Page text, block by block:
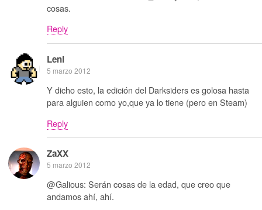
cosas.
Reply
Leni
5 marzo 2012
Y dicho esto, la edición del Darksiders es golosa hasta
para alguien como yo,que ya lo tiene (pero en Steam)
Reply
ZaXX
5 marzo 2012
@Galious: Serán cosas de la edad, que creo que
andamos ahí, ahí.